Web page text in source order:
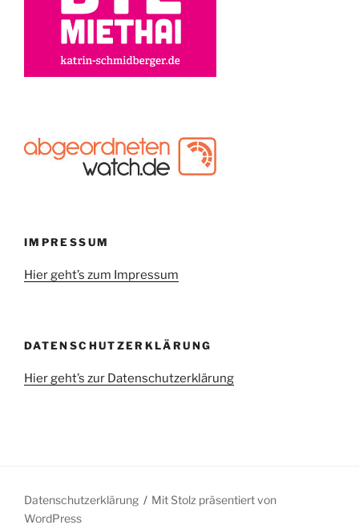
IMPRESSUM
Hier geht’s zum Impressum
DATENSCHUTZERKLÄRUNG
Hier geht’s zur Datenschutzerklärung
Datenschutzerklärung
Mit Stolz präsentiert von
WordPress